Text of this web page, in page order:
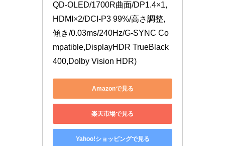
QD-OLED/1700R曲面/DP1.4×1,
HDMI×2/DCI-P3 99%/高さ調整,
傾き/0.03ms/240Hz/G-SYNC Co
mpatible,DisplayHDR TrueBlack
400,Dolby Vision HDR)
Amazonで見る
楽天市場で見る
Yahoo!ショッピングで見る